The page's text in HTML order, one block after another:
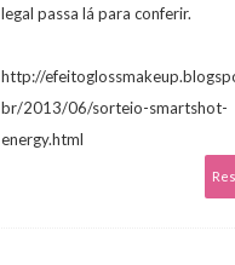
legal passa lá para conferir.
http://
br/2013/06/sorteio-smartshot-
energy.html